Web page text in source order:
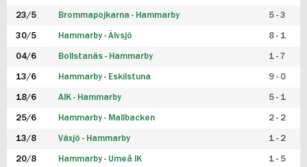
23/5 Brommapojkarna - Hammarby 5 - 3
30/5 Hammarby - Älvsjö 8 - 1
04/6 Bollstanäs - Hammarby 1 - 7
13/6 Hammarby - Eskilstuna 9 - 0
18/6 AIK - Hammarby 5 - 1
25/6 Hammarby - Mallbacken 2 - 2
13/8 Växjö - Hammarby 1 - 2
20/8 Hammarby - Umeå IK 1 - 5